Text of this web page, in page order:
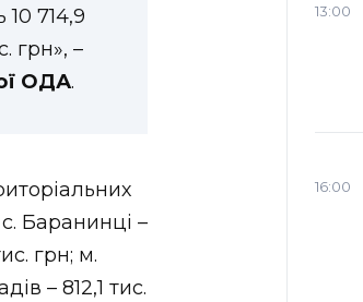
714,9
грн», –
ОДА.
Баранинці –
грн; м.
– 812,1 тис.
13:00
16:00